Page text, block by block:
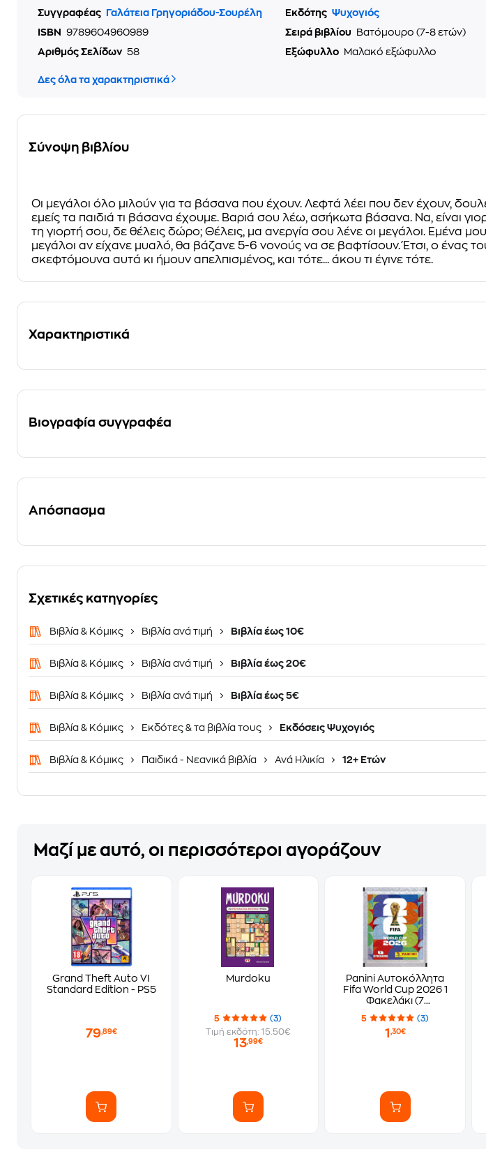
Συγγραφέας Γαλάτεια Γρηγοριάδου-Σουρέλη Εκδότης Ψυχογιός
ISBN
9789604960989 Σειρά βιβλίου
Βατόμουρο (7-8 ετών)
Αριθμός Σελίδων 58 Εξώφυλλο Μαλακό εξώφυλλο
Δες όλα τα χαρακτηριστικά
Σύνοψη βιβλίου
Οι μεγάλοι όλο μιλούν για τα βάσανα που έχουν. Λεφτά λέει που δεν έχουν,
εμείς τα παιδιά τι βάσανα έχουμε. Βαριά σου λέω, ασήκωτα βάσανα. Να, είναι
τη γιορτή σου, δε θέλεις δώρο; Θέλεις, μα ανεργία σου λένε οι μεγάλοι. Εμένα
μεγάλοι αν είχανε μυαλό, θα βάζανε 5-6 νονούς να σε βαφτίσουν. Έτσι, ο ένας
σκεφτόμουνα αυτά κι ήμουν απελπισμένος, και τότε... άκου τι έγινε τότε.
Χαρακτηριστικά
Βιογραφία συγγραφέα
Απόσπασμα
Σχετικές κατηγορίες
Βιβλία & Κόμικς Βιβλία ανά τιμή Βιβλία έως 10€
Βιβλία & Κόμικς Βιβλία ανά τιμή Βιβλία έως 20€
Βιβλία & Κόμικς Βιβλία ανά τιμή Βιβλία έως 5€
Βιβλία & Κόμικς Εκδότες & τα βιβλία τους Εκδόσεις Ψυχογιός
Βιβλία & Κόμικς Παιδικά - Νεανικά βιβλία Ανά Ηλικία 12+ Ετών
Μαζί με αυτό, οι περισσότεροι αγοράζουν
Grand Theft Auto VI
Standard Edition - PS5
79,89€
Murdoku
5
(3)
Τιμή εκδότη: 15.50€
13,99€
Panini Αυτοκόλλητα
Fifa World Cup 2026 1
Φακελάκι (7
Αυτοκόλλητα)
5 (3)
1 ,30€